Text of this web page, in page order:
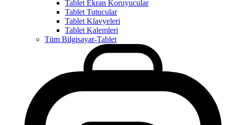
Tablet Ekran Koruyucular
Tablet Tutucular
Tablet Klavyeleri
Tablet Kalemleri
Tüm Bilgisayar-Tablet